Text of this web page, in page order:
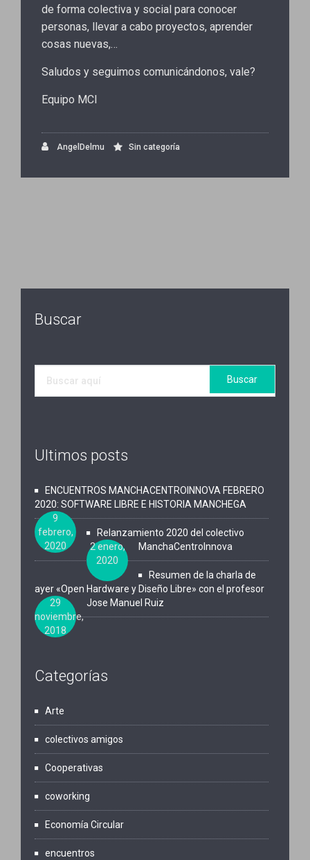
de forma colectiva y social para conocer
personas, llevar a cabo proyectos, aprender
cosas nuevas,…
Saludos y seguimos comunicándonos, vale?
Equipo MCI
AngelDelmu Sin categoría
Buscar
Ultimos posts
ENCUENTROS MANCHACENTROINNOVA FEBRERO
2020: SOFTWARE LIBRE E HISTORIA MANCHEGA
9
febrero,
2020
Relanzamiento 2020 del colectivo
ManchaCentroInnova
2 enero,
2020
Resumen de la charla de
ayer «Open Hardware y Diseño Libre» con el profesor
Jose Manuel Ruiz
29
noviembre,
2018
Categorías
Arte
colectivos amigos
Cooperativas
coworking
Economía Circular
encuentros